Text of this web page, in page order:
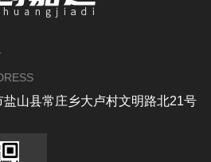
盐山县常庄乡大卢村文明路北21号